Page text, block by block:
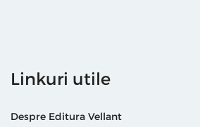
Linkuri utile
Despre Editura Vellant